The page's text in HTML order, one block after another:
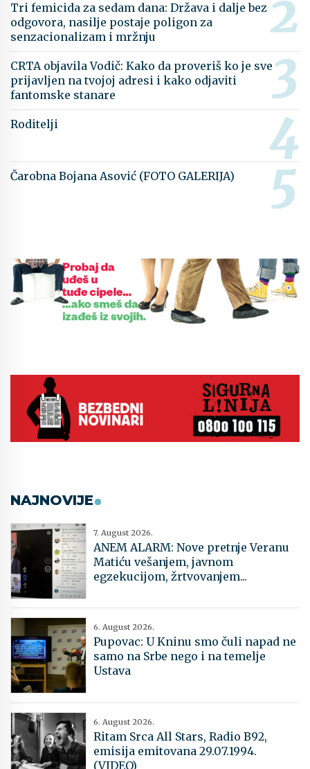
Tri femicida za sedam dana: Država i dalje bez
odgovora, nasilje postaje poligon za
senzacionalizam i mržnju
CRTA objavila Vodič: Kako da proveriš ko je sve
prijavljen na tvojoj adresi i kako odjaviti
fantomske stanare
Roditelji
Čarobna Bojana Asović (FOTO GALERIJA)
NAJNOVIJE
7. August 2026.
ANEM ALARM: Nove pretnje Veranu
Matiću vešanjem, javnom
egzekucijom, žrtvovanjem...
6. August 2026.
Pupovac: U Kninu smo čuli napad ne
samo na Srbe nego i na temelje
Ustava
6. August 2026.
Ritam Srca All Stars, Radio B92,
emisija emitovana 29.07.1994.
(VIDEO)